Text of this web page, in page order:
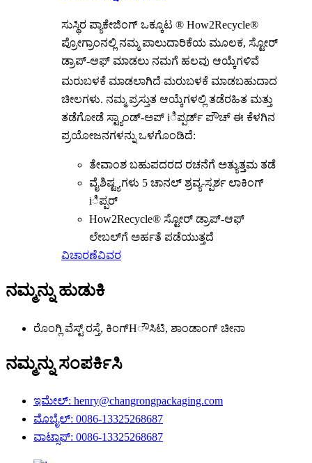
ಸುಸ್ಥಿರ ಪ್ಯಾಕೇಜಿಂಗ್ ಒಕ್ಕೂಟ ® How2Recycle®
ಪ್ರೋಗ್ರಾಂನಲ್ಲಿ ನಮ್ಮ ಪಾಲುದಾರಿಕೆಯ ಮೂಲಕ, ಸ್ಟೋರ್
ಡ್ರಾಪ್-ಆಫ್ ಮಾಡಲು ನಮಗೆ ಹಲವು ಆಯ್ಕೆಗಳಿವೆ
ಮರುಬಳಕೆ ಮಾಡಲಾಗಿದೆ ಮರುಬಳಕೆ ಮಾಡಬಹುದಾದ
ಚೀಲಗಳು. ನಮ್ಮ ಪ್ರಸ್ತುತ ಆಯ್ಕೆಗಳಲ್ಲಿ ತಡೆರಹಿತ ಮತ್ತು
ತಡೆಗೋಡೆ ಸ್ಟ್ಯಾಂಡ್-ಅಪ್ iಿಪ್ಪರ್ಡ್ ಪೌಚ್ ಈ ಕೆಳಗಿನ
ಪ್ರಯೋಜನಗಳನ್ನು ಒಳಗೊಂಡಿದೆ:
ತೇವಾಂಶ ಬಹುಪದರದ ರಚನೆಗೆ ಅತ್ಯುತ್ತಮ ತಡೆ
ವೈಶಿಷ್ಟ್ಯಗಳು 5 ಚಾನಲ್ ಶ್ರವ್ಯ-ಸ್ಪರ್ಶ ಲಾಕಿಂಗ್
iಿಪ್ಪರ್
How2Recycle® ಸ್ಟೋರ್ ಡ್ರಾಪ್-ಆಫ್
ಲೇಬಲ್‌ಗೆ ಅರ್ಹತೆ ಪಡೆಯುತ್ತದೆ
ವಿಚಾರಣೆವಿವರ
ನಮ್ಮನ್ನು ಹುಡುಕಿ
ರೊಂಗ್ಲಿ ವೆಸ್ಟ್ ರಸ್ತೆ, ಕಿಂಗ್‌Hೌಸಿಟಿ, ಶಾಂಡಾಂಗ್ ಚೀನಾ
ನಮ್ಮನ್ನು ಸಂಪರ್ಕಿಸಿ
ಇಮೇಲ್: henry@changrongpackaging.com
ಮೊಬೈಲ್: 0086-13325268687
ವಾಟ್ಸಾಪ್: 0086-13325268687